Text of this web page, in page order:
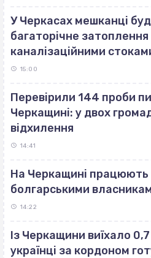
У Черкасах мешканці
багаторічне затоплення
каналізаційними
15:00
Перевірили 144 проби
Черкащині: у двох
відхилення
14:41
На Черкащині працюють
болгарськими
14:22
Із Черкащини виїхало
українці за кордоном